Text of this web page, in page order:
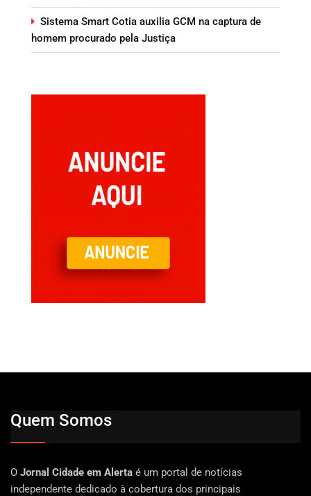
Sistema Smart Cotia auxilia GCM na captura de
homem procurado pela Justiça
Quem Somos
O Jornal Cidade em Alerta é um portal de notícias
independente dedicado à cobertura dos principais